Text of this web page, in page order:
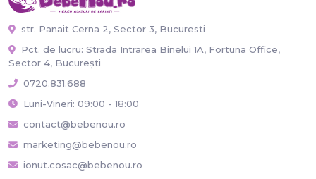
str. Panait Cerna 2, Sector 3, Bucuresti
Pct. de lucru: Strada Intrarea Binelui 1A, Fortuna Office,
Sector 4, București
0720.831.688
Luni-Vineri: 09:00 - 18:00
contact@bebenou.ro
marketing@bebenou.ro
ionut.cosac@bebenou.ro